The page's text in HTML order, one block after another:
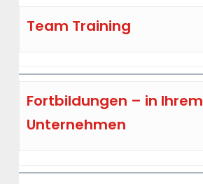
Team Training
Fortbildungen – in Ihrem
Unternehmen